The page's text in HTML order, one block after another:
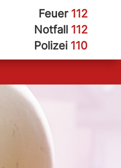
Feuer 112
Notfall 112
Polizei 110